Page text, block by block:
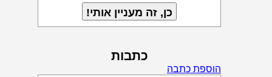
כתבות
הוספת כתבה